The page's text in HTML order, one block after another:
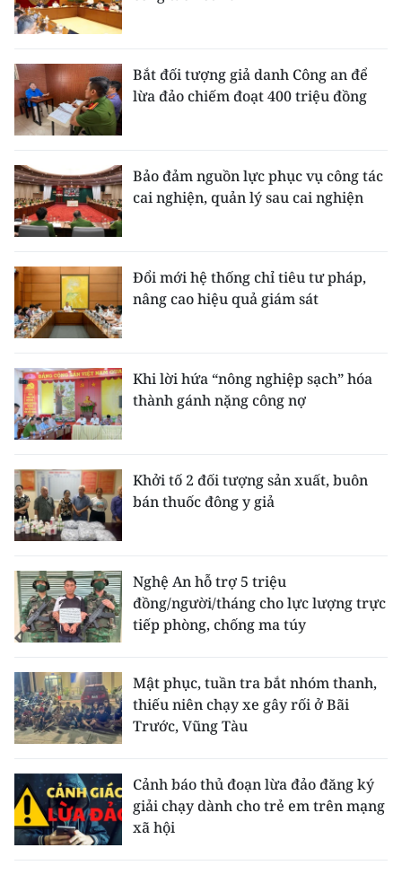
Bắt đối tượng giả danh Công an để
lừa đảo chiếm đoạt 400 triệu đồng
Bảo đảm nguồn lực phục vụ công tác
cai nghiện, quản lý sau cai nghiện
Đổi mới hệ thống chỉ tiêu tư pháp,
nâng cao hiệu quả giám sát
Khi lời hứa “nông nghiệp sạch” hóa
thành gánh nặng công nợ
Khởi tố 2 đối tượng sản xuất, buôn
bán thuốc đông y giả
Nghệ An hỗ trợ 5 triệu
đồng/người/tháng cho lực lượng trực
tiếp phòng, chống ma túy
Mật phục, tuần tra bắt nhóm thanh,
thiếu niên chạy xe gây rối ở Bãi
Trước, Vũng Tàu
Cảnh báo thủ đoạn lừa đảo đăng ký
giải chạy dành cho trẻ em trên mạng
xã hội